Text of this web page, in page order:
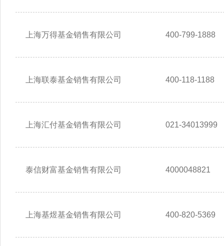
上海万得基金销售有限公司 400-799-1888
上海联泰基金销售有限公司 400-118-1188
上海汇付基金销售有限公司 021-34013999
泰信财富基金销售有限公司 4000048821
上海基煜基金销售有限公司 400-820-5369